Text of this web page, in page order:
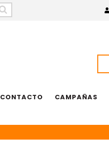
CONTACTO
CAMPAÑAS